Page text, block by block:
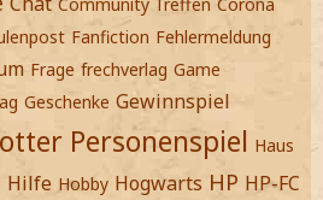
Community Treffen Corona
Fanfiction Fehlermeldung
Frage frechverlag Game
Geschenke Gewinnspiel
Personenspiel Haus
Hilfe Hobby Hogwarts HP HP-FC